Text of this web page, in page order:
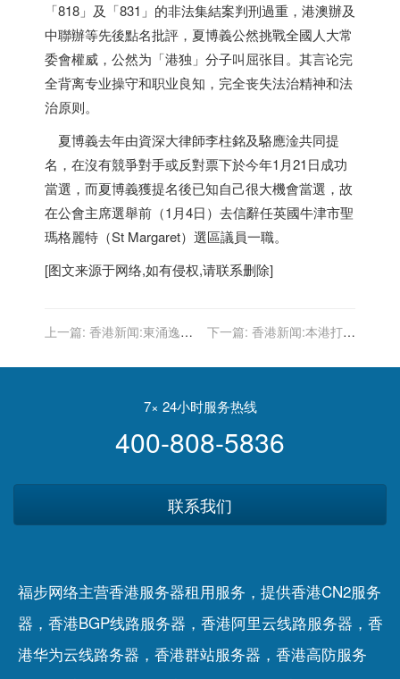
「818」及「831」的非法集結案判刑過重，港澳辦及
中聯辦等先後點名批評，夏博義公然挑戰全國人大常
委會權威，公然为「港独」分子叫屈张目。其言论完
全背离专业操守和职业良知，完全丧失法治精神和法
治原则。
夏博義去年由資深大律師李柱銘及駱應淦共同提
名，在沒有競爭對手或反對票下於今年1月21日成功
當選，而夏博義獲提名後已知自己很大機會當選，故
在公會主席選舉前（1月4日）去信辭任英國牛津市聖
瑪格麗特（St Margaret）選區議員一職。
[图文来源于网络,如有侵权,请联系删除]
上一篇: 香港新闻:東涌逸東
確診個案
下一篇: 香港新闻:本港打首
接種達階段性成果
7× 24小时服务热线
400-808-5836
联系我们
福步网络主营香港服务器租用服务，提供香港CN2服务
器，香港BGP线路服务器，香港阿里云线路服务器，香
港华为云线路务器，香港群站服务器，香港高防服务